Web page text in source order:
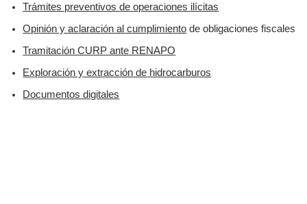
Trámites preventivos de operaciones ilícitas
Opinión y aclaración al cumplimiento de obligaciones fiscales
Tramitación CURP ante RENAPO
Exploración y extracción de hidrocarburos
Documentos digitales